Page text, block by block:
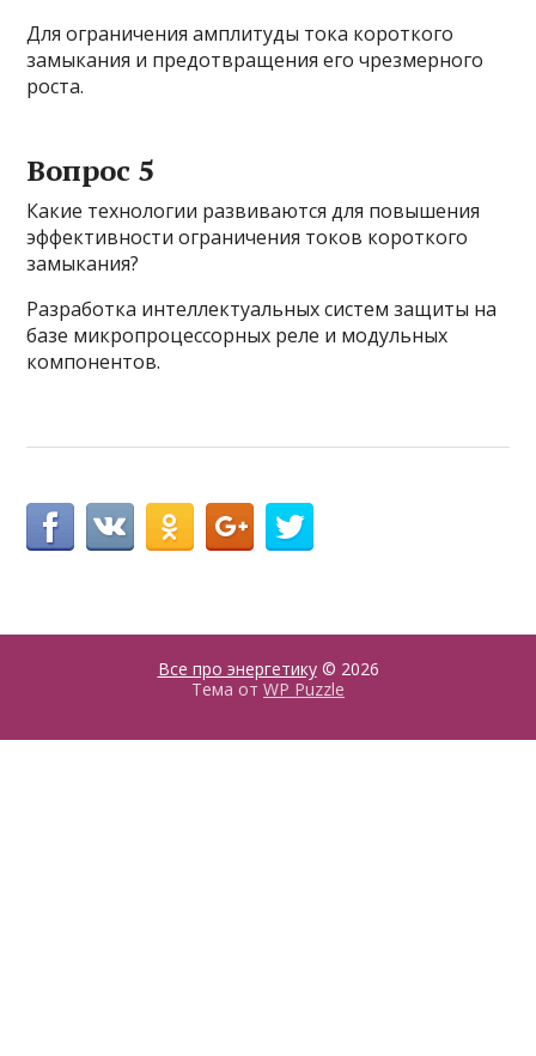
Для ограничения амплитуды тока короткого
замыкания и предотвращения его чрезмерного
роста.
Вопрос 5
Какие технологии развиваются для повышения
эффективности ограничения токов короткого
замыкания?
Разработка интеллектуальных систем защиты на
базе микропроцессорных реле и модульных
компонентов.
Все про энергетику© 2026
Тема от WP Puzzle